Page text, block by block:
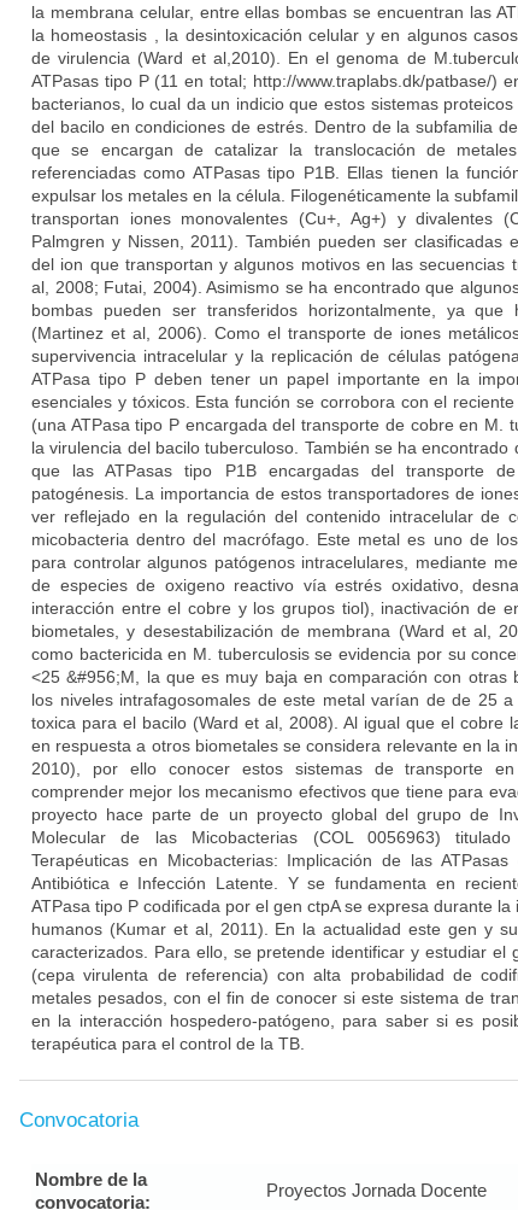
la membrana celular, entre ellas bombas se encuentran las
la homeostasis , la desintoxicación celular y en algunos
de virulencia (Ward et al,2010). En el genoma de
ATPasas tipo P (11 en total; http://www.traplabs.dk/patbase/)
bacterianos, lo cual da un indicio que estos sistemas
del bacilo en condiciones de estrés. Dentro de la subfamilia
que se encargan de catalizar la translocación de
referenciadas como ATPasas tipo P1B. Ellas tienen la
expulsar los metales en la célula. Filogenéticamente la
transportan iones monovalentes (Cu+, Ag+) y divalentes
Palmgren y Nissen, 2011). También pueden ser clasificadas
del ion que transportan y algunos motivos en las secuencias
al, 2008; Futai, 2004). Asimismo se ha encontrado que
bombas pueden ser transferidos horizontalmente, ya
(Martinez et al, 2006). Como el transporte de iones
supervivencia intracelular y la replicación de células
ATPasa tipo P deben tener un papel importante en la
esenciales y tóxicos. Esta función se corrobora con el
(una ATPasa tipo P encargada del transporte de cobre en M.
la virulencia del bacilo tuberculoso. También se ha
que las ATPasas tipo P1B encargadas del transporte
patogénesis. La importancia de estos transportadores de
ver reflejado en la regulación del contenido intracelular de
micobacteria dentro del macrófago. Este metal es uno de
para controlar algunos patógenos intracelulares, mediante
de especies de oxigeno reactivo vía estrés oxidativo,
interacción entre el cobre y los grupos tiol), inactivación de
biometales, y desestabilización de membrana (Ward et al,
como bactericida en M. tuberculosis se evidencia por su
<25 &#956;M, la que es muy baja en comparación con otras
los niveles intrafagosomales de este metal varían de de 25
toxica para el bacilo (Ward et al, 2008). Al igual que el cobre
en respuesta a otros biometales se considera relevante en la
2010), por ello conocer estos sistemas de transporte
comprender mejor los mecanismo efectivos que tiene para
proyecto hace parte de un proyecto global del grupo de
Molecular de las Micobacterias (COL 0056963)
Terapéuticas en Micobacterias: Implicación de las
Antibiótica e Infección Latente. Y se fundamenta en
ATPasa tipo P codificada por el gen ctpA se expresa durante
humanos (Kumar et al, 2011). En la actualidad este gen y
caracterizados. Para ello, se pretende identificar y estudiar el
(cepa virulenta de referencia) con alta probabilidad de
metales pesados, con el fin de conocer si este sistema de
en la interacción hospedero-patógeno, para saber si es
terapéutica para el control de la TB.
Convocatoria
Nombre de la
convocatoria:
Proyectos Jornada Docente